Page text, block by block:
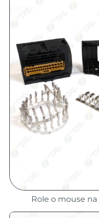
Role o mouse